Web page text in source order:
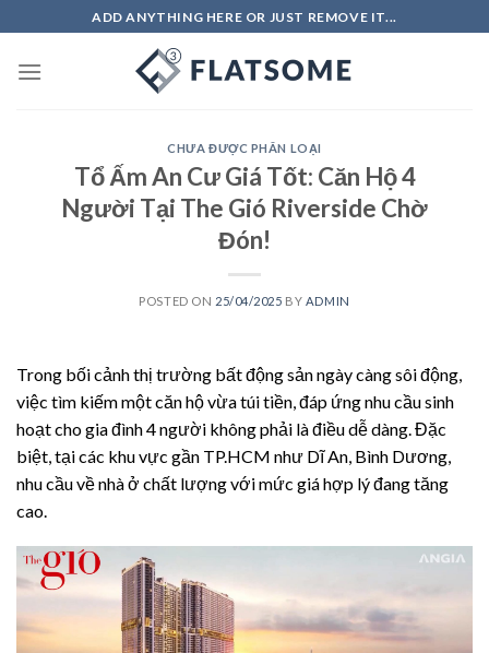
to
content
ADD ANYTHING HERE OR JUST REMOVE IT...
CHƯA ĐƯỢC PHÂN LOẠI
Tổ Ấm An Cư Giá Tốt: Căn Hộ 4
Người Tại The Gió Riverside Chờ
Đón!
POSTED ON 25/04/2025 BY ADMIN
Trong bối cảnh thị trường bất động sản ngày càng sôi động,
việc tìm kiếm một căn hộ vừa túi tiền, đáp ứng nhu cầu sinh
hoạt cho gia đình 4 người không phải là điều dễ dàng. Đặc
biệt, tại các khu vực gần TP.HCM như Dĩ An, Bình Dương,
nhu cầu về nhà ở chất lượng với mức giá hợp lý đang tăng
cao.